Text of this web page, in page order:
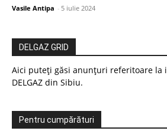
Vasile Antipa - 5 iulie 2024
DELGAZ GRID
Aici puteți găsi anunțuri referitoare la
DELGAZ din Sibiu.
Pentru cumpărături